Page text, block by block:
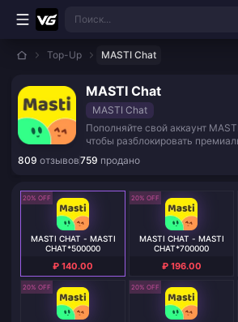
Перейти к основному контенту
Поиск...
Top-Up MASTI Chat
MASTI Chat
MASTI Chat
Пополняйте свой аккаунт
чтобы разблокировать
общения и развлечений.
809 отзывов759 продано
20% OFF
MASTI CHAT - MASTI
CHAT*500000
₽ 140.00
20% OFF
MASTI CHAT - MASTI
CHAT*700000
₽ 196.00
20% OFF 20% OFF